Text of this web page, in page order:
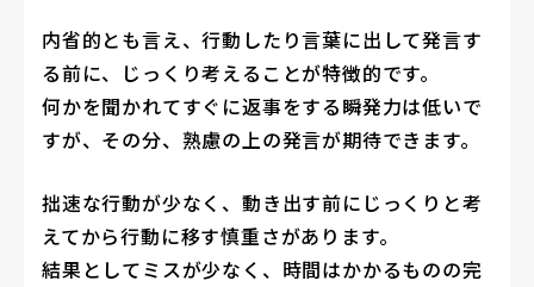
内省的とも言え、行動したり言葉に出して発言す
る前に、じっくり考えることが特徴的です。
何かを聞かれてすぐに返事をする瞬発力は低いで
すが、その分、熟慮の上の発言が期待できます。
拙速な行動が少なく、動き出す前にじっくりと考
えてから行動に移す慎重さがあります。
結果としてミスが少なく、時間はかかるものの完